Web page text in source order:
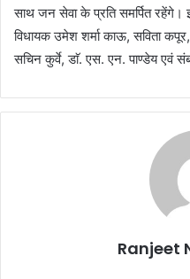
साथ जन सेवा के प्रति समर्पित
विधायक उमेश शर्मा काऊ, सविता
सचिन कुर्वे, डाॅ. एस. एन. पाण्डेय एवं
Ranjeet